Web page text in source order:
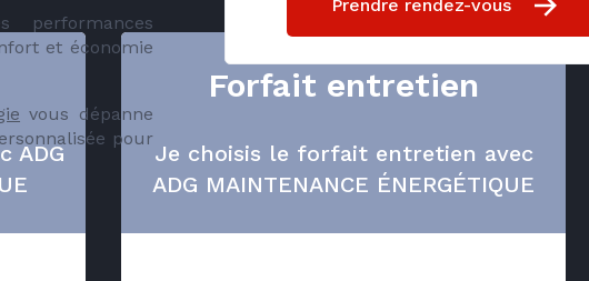
performances
et économie
vous dépanne
pour
Prendre rendez-vous
ADG
Forfait entretien
Je choisis le forfait entretien avec
ADG MAINTENANCE ÉNERGÉTIQUE